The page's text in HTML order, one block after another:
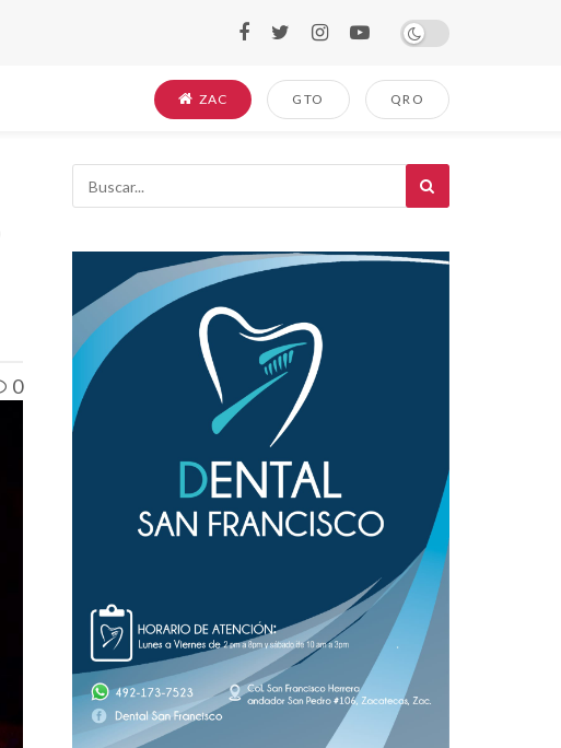
ZAC GTO QRO
0